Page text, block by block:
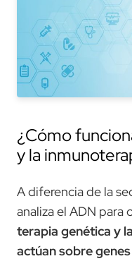
¿Cómo
y la
A diferencia de la
analiza el ADN
terapia genética y
actúan sobre